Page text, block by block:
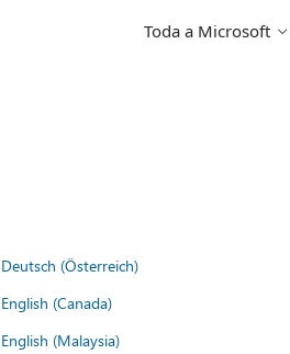
Toda a Microsoft
Deutsch (Österreich)
English (Canada)
English (Malaysia)